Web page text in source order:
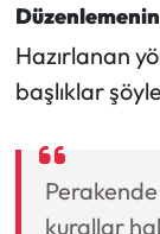
Düzenlemenin
Hazırlanan
başlıklar
kurallar